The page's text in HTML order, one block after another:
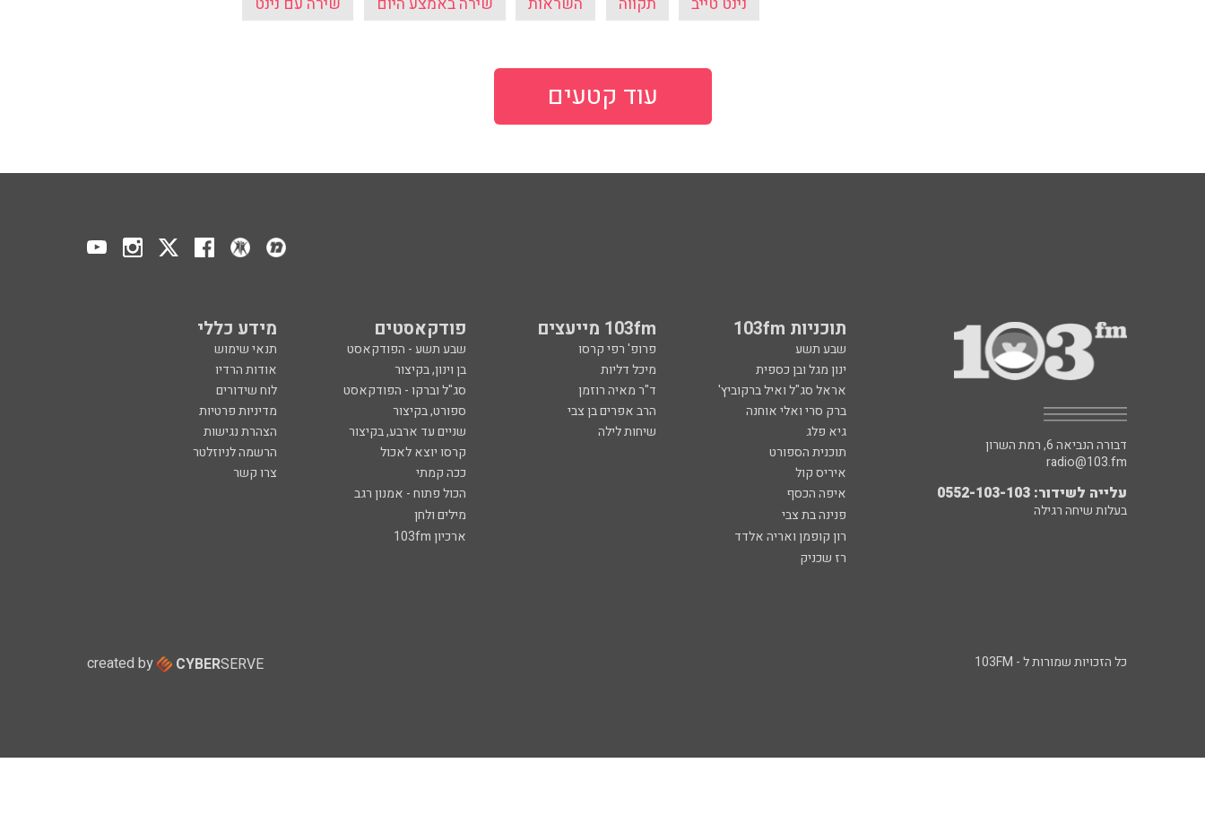
עוד קטעים
תוכניות 103fm 103fm מייעצים פודקאסטים מידע כללי
שבע תשע פרופ' רפי קרסו שבע תשע - הפודקאסט
תנאי שימוש
ינון מגל ובן כספית
מיכל דליות בן וינון, בקיצור
אודות הרדיו
אראל סג"ל ואיל ברקוביץ'
ד"ר מאיה רוזמן סג"ל וברקו - הפודקאסט
לוח שידורים
ברק סרי ואלי אוחנה
הרב אפרים בן צבי ספורט, בקיצור
מדיניות פרטיות
גיא פלג
שיחות לילה שניים עד ארבע, בקיצור
הצהרת נגישות
תוכנית הספורט
קרסו יוצא לאכול
הרשמה לניוזלטר
איריס קול
ככה קמתי
צרו קשר
איפה הכסף
הכול פתוח - אמנון רגב
פנינה בת צבי
מילים ולחן
רון קופמן ואריה אלדד
ארכיון 103fm
רז שכניק
דבורה הנביאה 6, רמת השרון
radio@103.fm
עלייה לשידור: 0552-103-103
בעלות שיחה רגילה
כל הזכויות שמורות ל - 103FM created by CYBERSERVE